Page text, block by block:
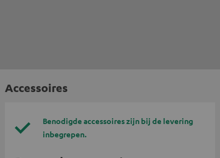
Accessoires
Benodigde accessoires zijn bij de levering
inbegrepen.